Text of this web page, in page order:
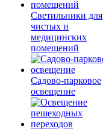
Светильники для
чистых и
медицинских
помещений
Садово-парковое
освещение